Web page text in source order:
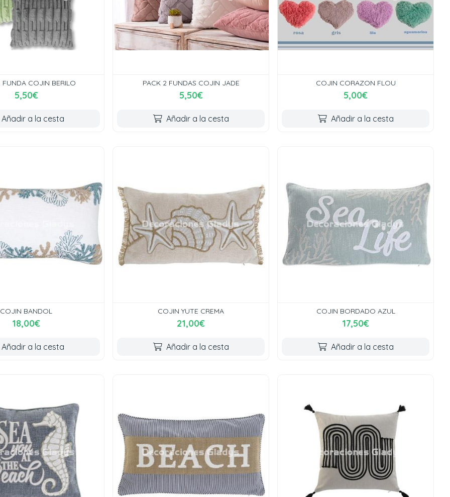
FUNDA COJIN BERILO
5,50€
Añadir a la cesta
PACK 2 FUNDAS COJIN JADE
5,50€
Añadir a la cesta
COJIN CORAZON FLOU
5,00€
Añadir a la cesta
COJIN BANDOL
18,00€
Añadir a la cesta
COJIN YUTE CREMA
21,00€
Añadir a la cesta
COJIN BORDADO AZUL
17,50€
Añadir a la cesta